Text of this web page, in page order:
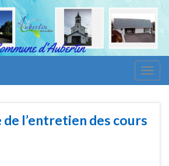
de l’entretien des cours